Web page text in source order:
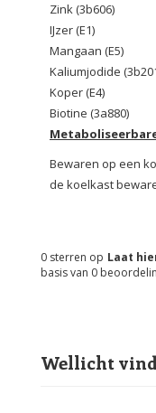
Zink (3b606)
IJzer (E1)
Mangaan (E5)
Kaliumjodide
Koper (E4)
Biotine (3a880)
Bewaren op een
de koelkast
Laat
0 sterren op
basis van 0
Wellicht